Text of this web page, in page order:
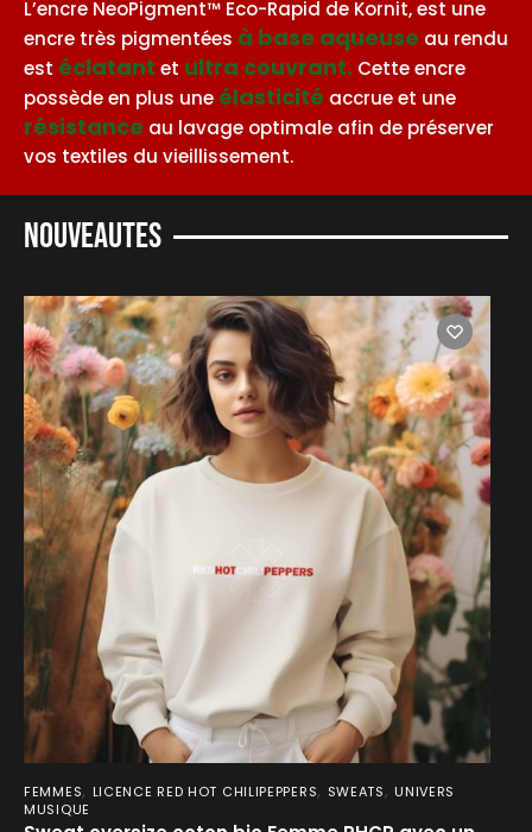
L’encre NeoPigment™ Eco-Rapid de Kornit, est une
encre très pigmentées à base aqueuse au rendu
est éclatant et ultra couvrant. Cette encre
possède en plus une élasticité accrue et une
résistance au lavage optimale afin de préserver
vos textiles du vieillissement.
Nouveautes
FEMMES, LICENCE RED HOT CHILIPEPPERS, SWEATS, UNIVERS
MUSIQUE